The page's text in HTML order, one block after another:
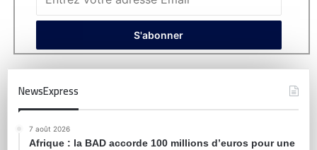
NewsExpress
7 août 2026
Afrique : la BAD accorde 100 millions d’euros pour une